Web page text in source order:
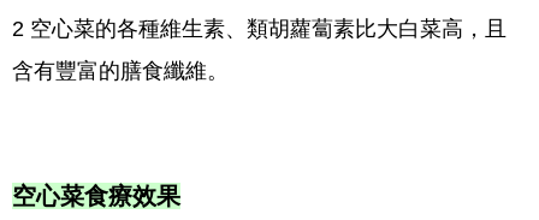
2 空心菜的各種維生素、類胡蘿蔔素比大白菜高，且
含有豐富的膳食纖維。
空心菜食療效果